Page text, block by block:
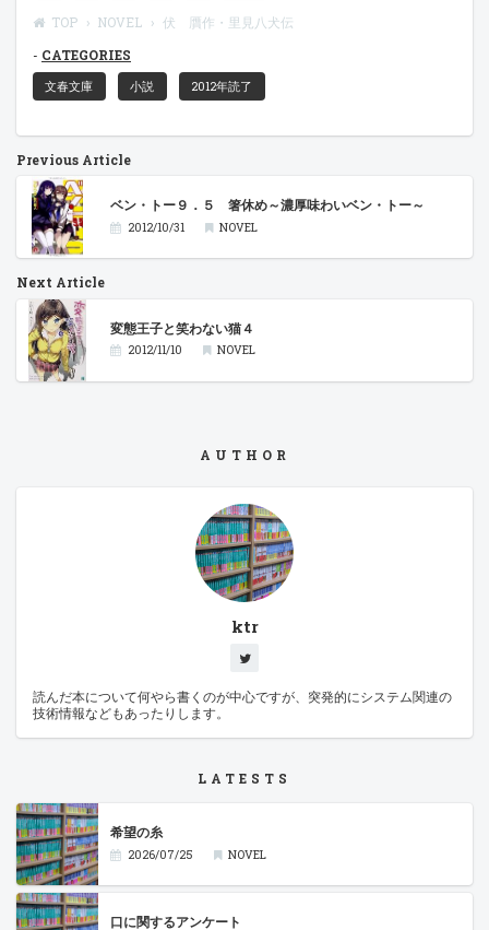
TOP NOVEL
伏 贋作・里見八犬伝
CATEGORIES
文春文庫 小説 2012年読了
Previous Article
ベン・トー９．５ 箸休め～濃厚味わいベン・トー～
2012/10/31 NOVEL
Next Article
変態王子と笑わない猫４
2012/11/10 NOVEL
AUTHOR
ktr
読んだ本について何やら書くのが中心ですが、突発的にシステム関連の
技術情報などもあったりします。
LATESTS
希望の糸
2026/07/25 NOVEL
口に関するアンケート